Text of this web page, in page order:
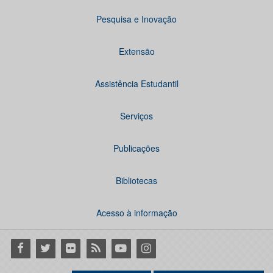
Pesquisa e Inovação
Extensão
Assistência Estudantil
Serviços
Publicações
Bibliotecas
Acesso à informação
Facebook
Twitter Flickr RSS YoutubeInstagram